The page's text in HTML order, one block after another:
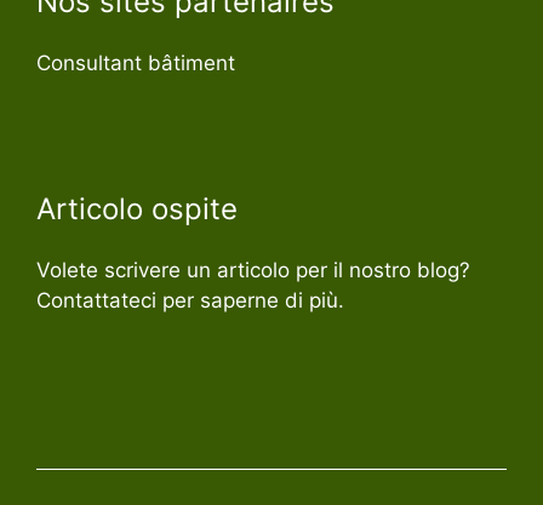
Consultant bâtiment
Articolo ospite
Volete scrivere un articolo per il nostro blog?
Contattateci per saperne di più.